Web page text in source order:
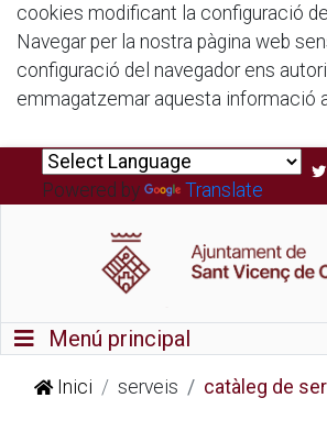
cookies modificant la configuració
Navegar per la nostra pàgina web
configuració del navegador ens
emmagatzemar aquesta informació
Powered by Translate
Commutador de navegació
Menú principal
Inici serveis catàleg de